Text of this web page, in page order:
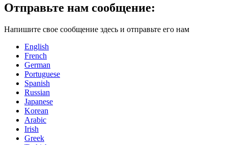
Отправьте нам сообщение:
Напишите свое сообщение здесь и отправьте его нам
English
French
German
Portuguese
Spanish
Russian
Japanese
Korean
Arabic
Irish
Greek